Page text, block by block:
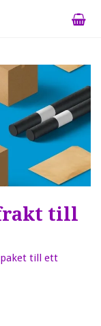
till
till ett